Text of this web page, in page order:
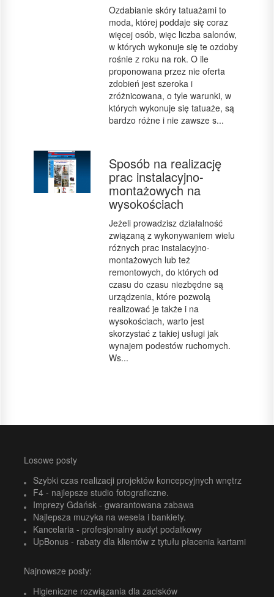
Ozdabianie skóry tatuażami to
moda, której poddaje się coraz
więcej osób, więc liczba salonów,
w których wykonuje się te ozdoby
rośnie z roku na rok. O ile
proponowana przez nie oferta
zdobień jest szeroka i
zróżnicowana, o tyle warunki, w
których wykonuje się tatuaże, są
bardzo różne i nie zawsze s...
Sposób na realizację
prac instalacyjno-
montażowych na
wysokościach
Jeżeli prowadzisz działalność
związaną z wykonywaniem wielu
różnych prac instalacyjno-
montażowych lub też
remontowych, do których od
czasu do czasu niezbędne są
urządzenia, które pozwolą
realizować je także i na
wysokościach, warto jest
skorzystać z takiej usługi jak
wynajem podestów ruchomych.
Ws...
Losowe posty
Szybki czas realizacji projektów koncepcyjnych wnętrz
F4 - najlepsze studio fotograficzne.
Imprezy Gdańsk - gwarantowana zabawa
Najlepsza muzyka na wesela i bankiety.
Kancelaria - profesjonalny audyt podatkowy
UpBonus - rabaty dla klientów z tytułu płacenia kartami
Najnowsze posty:
Higieniczne rozwiązania dla zacisków